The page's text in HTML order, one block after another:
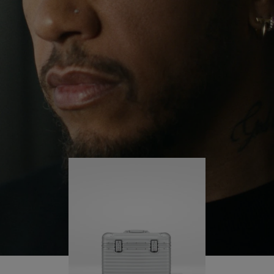
PARA
REPRODUCIRLO.
PULSE
PARA
ACTIVARLO.
no deja de buscar nuevos retos ni de aprender con
Su RIMOWA Original Pilot siempre le acompaña en
sus viajes, y cada marca narra la historia de los
lugares que ha visitado y los logros que ha